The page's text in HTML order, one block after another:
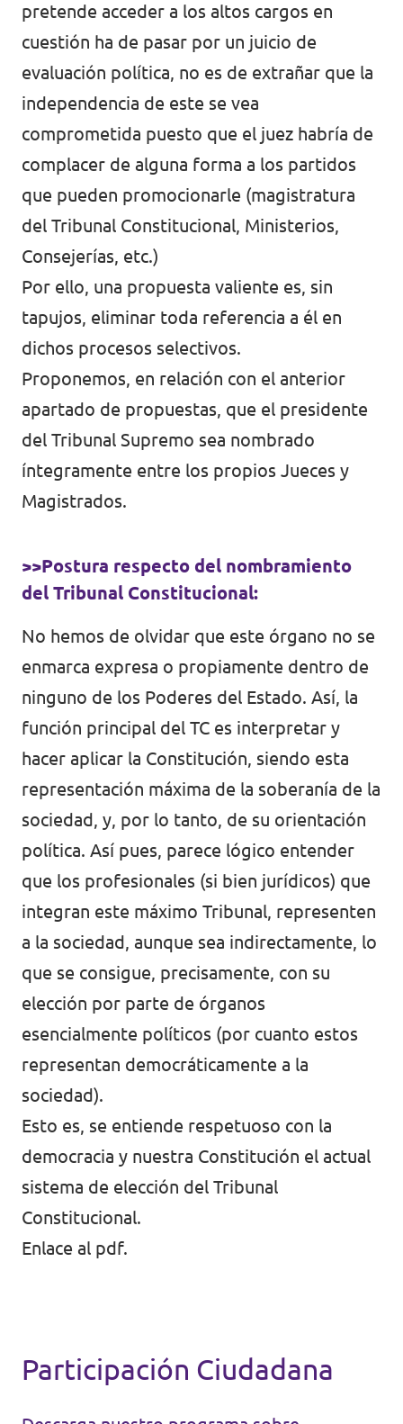
pretende acceder a los altos cargos en
cuestión ha de pasar por un juicio de
evaluación política, no es de extrañar que la
independencia de este se vea
comprometida puesto que el juez habría de
complacer de alguna forma a los partidos
que pueden promocionarle (magistratura
del Tribunal Constitucional, Ministerios,
Consejerías, etc.)
Por ello, una propuesta valiente es, sin
tapujos, eliminar toda referencia a él en
dichos procesos selectivos.
Proponemos, en relación con el anterior
apartado de propuestas, que el presidente
del Tribunal Supremo sea nombrado
íntegramente entre los propios Jueces y
Magistrados.
>>Postura respecto del nombramiento
del Tribunal Constitucional:
No hemos de olvidar que este órgano no se
enmarca expresa o propiamente dentro de
ninguno de los Poderes del Estado. Así, la
función principal del TC es interpretar y
hacer aplicar la Constitución, siendo esta
representación máxima de la soberanía de la
sociedad, y, por lo tanto, de su orientación
política. Así pues, parece lógico entender
que los profesionales (si bien jurídicos) que
integran este máximo Tribunal, representen
a la sociedad, aunque sea indirectamente, lo
que se consigue, precisamente, con su
elección por parte de órganos
esencialmente políticos (por cuanto estos
representan democráticamente a la
sociedad).
Esto es, se entiende respetuoso con la
democracia y nuestra Constitución el actual
sistema de elección del Tribunal
Constitucional.
Enlace al pdf.
Participación Ciudadana